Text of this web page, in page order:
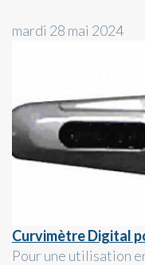
mardi 28 mai 2024
Curvimètre Digital
Pour une utilisation